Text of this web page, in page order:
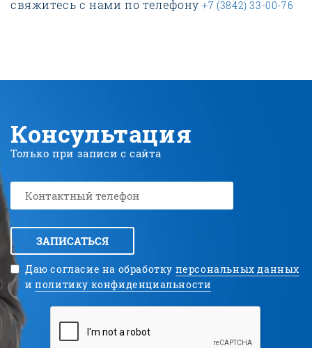
свяжитесь с нами по телефону+7 (3842) 33-00-76
Консультация
Только при записи с сайта
ЗАПИСАТЬСЯ
Даю согласие на обработку персональных данных
иполитику конфиденциальности